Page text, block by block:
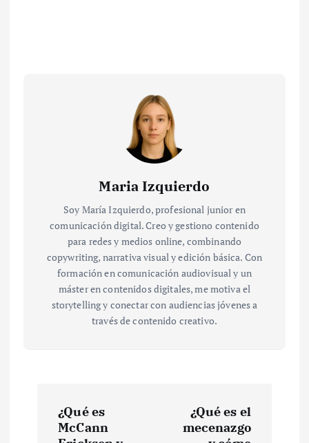
Maria Izquierdo
Soy María Izquierdo, profesional junior en
comunicación digital. Creo y gestiono contenido
para redes y medios online, combinando
copywriting, narrativa visual y edición básica. Con
formación en comunicación audiovisual y un
máster en contenidos digitales, me motiva el
storytelling y conectar con audiencias jóvenes a
través de contenido creativo.
¿Qué es
McCann
¿Qué es el
mecenazgo